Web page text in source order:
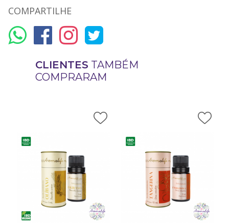
COMPARTILHE
CLIENTES TAMBÉM
COMPRARAM